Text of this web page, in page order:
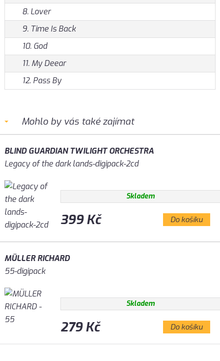
8. Lover
9. Time Is Back
10. God
11. My Deear
12. Pass By
Mohlo by vás také zajímat
BLIND GUARDIAN TWILIGHT ORCHESTRA
Legacy of the dark lands-digipack-2cd
Skladem
399 Kč Do košíku
MÜLLER RICHARD
55-digipack
Skladem
279 Kč Do košíku